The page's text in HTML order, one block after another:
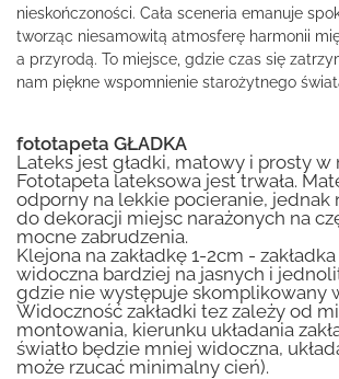
nieskończoności. Cała sceneria emanuje
tworząc niesamowitą atmosferę harmonii
a przyrodą. To miejsce, gdzie czas się
nam piękne wspomnienie starożytnego
fototapeta GŁADKA
Lateks jest gładki, matowy i prosty w
Fototapeta lateksowa jest trwała.
odporny na lekkie pocieranie, jednak
do dekoracji miejsc narażonych na
mocne zabrudzenia.
Klejona na zakładkę 1-2cm -
widoczna bardziej na jasnych i
gdzie nie występuje skomplikowany
Widoczność zakładki tez zależy od
montowania, kierunku układania
światło będzie mniej widoczna,
może rzucać minimalny cień).